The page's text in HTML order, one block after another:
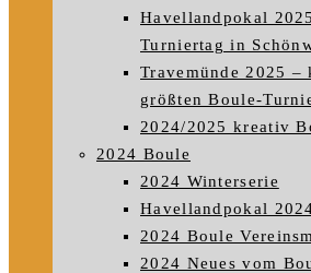
Havellandpokal
Turniertag in
Travemünde 2025 –
größten Boule-
2024/2025 kreativ
2024 Boule
2024 Winterserie
Havellandpokal
2024 Boule
2024 Neues vom